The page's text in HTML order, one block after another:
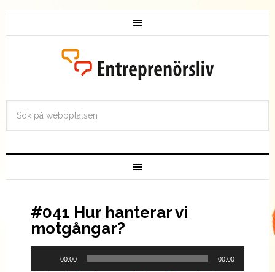
#041 Hur hanterar vi
motgångar?
00:00 00:00